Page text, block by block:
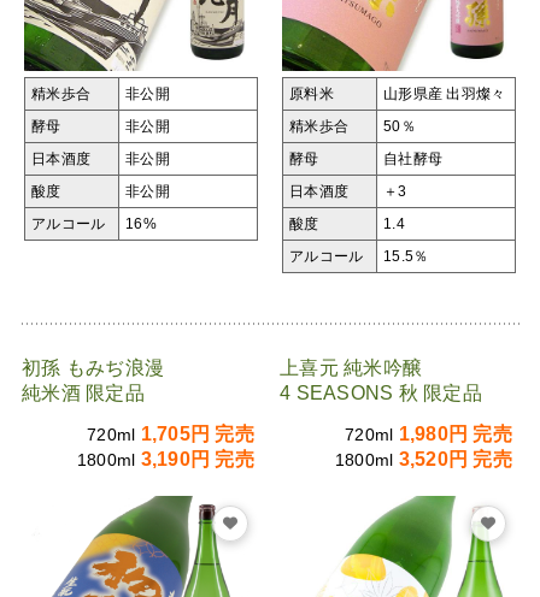
精米歩合 非公開
酵母 非公開
日本酒度 非公開
酸度 非公開
アルコール 16%
原料米 山形県産 出羽燦々
精米歩合 50％
酵母 自社酵母
日本酒度 ＋3
酸度 1.4
アルコール 15.5％
初孫 もみぢ浪漫
純米酒 限定品
720ml 1,705円 完売
1800ml 3,190円 完売
上喜元 純米吟醸
4 SEASONS 秋 限定品
720ml 1,980円 完売
1800ml 3,520円 完売